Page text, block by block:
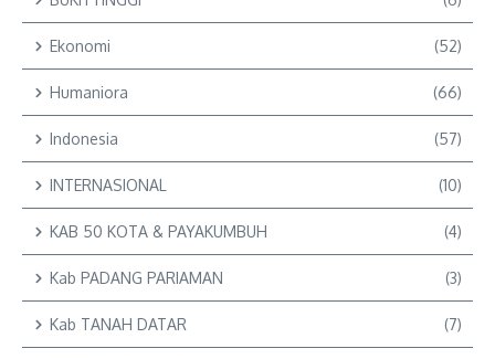
Ekonomi (52)
Humaniora (66)
Indonesia (57)
INTERNASIONAL (10)
KAB 50 KOTA & PAYAKUMBUH (4)
Kab PADANG PARIAMAN (3)
Kab TANAH DATAR (7)